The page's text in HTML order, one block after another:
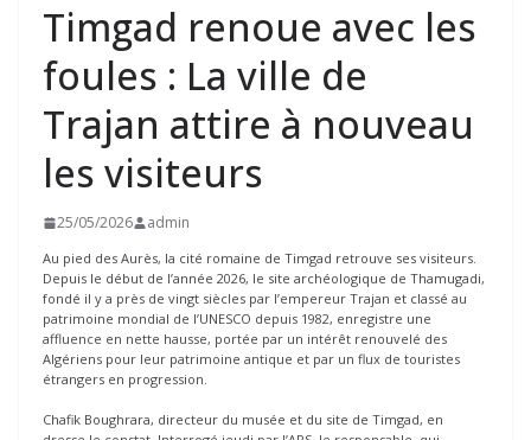
Timgad renoue avec les
foules : La ville de
Trajan attire à nouveau
les visiteurs
25/05/2026 admin
Au pied des Aurès, la cité romaine de Timgad retrouve ses visiteurs.
Depuis le début de l’année 2026, le site archéologique de Thamugadi,
fondé il y a près de vingt siècles par l’empereur Trajan et classé au
patrimoine mondial de l’UNESCO depuis 1982, enregistre une
affluence en nette hausse, portée par un intérêt renouvelé des
Algériens pour leur patrimoine antique et par un flux de touristes
étrangers en progression.
Chafik Boughrara, directeur du musée et du site de Timgad, en